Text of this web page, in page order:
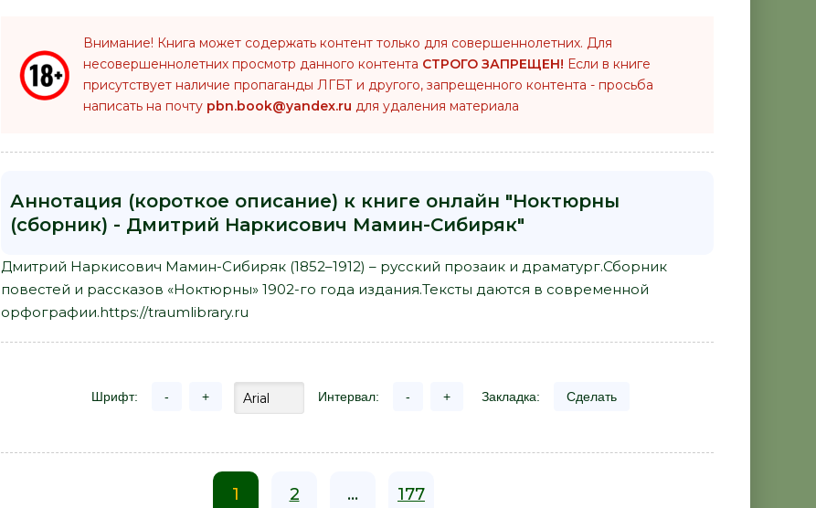
Внимание! Книга может содержать контент только для совершеннолетних. Для
несовершеннолетних просмотр данного контента СТРОГО ЗАПРЕЩЕН! Если в книге
присутствует наличие пропаганды ЛГБТ и другого, запрещенного контента - просьба
написать на почту pbn.book@yandex.ru для удаления материала
Аннотация (короткое описание) к книге онлайн "Ноктюрны
(сборник) - Дмитрий Наркисович Мамин-Сибиряк"
Дмитрий Наркисович Мамин-Сибиряк (1852–1912) – русский прозаик и драматург.Сборник
повестей и рассказов «Ноктюрны» 1902-го года издания.Тексты даются в современной
орфографии.https://traumlibrary.ru
Шрифт: - + Интервал: - + Закладка: Сделать
1 2 ... 177